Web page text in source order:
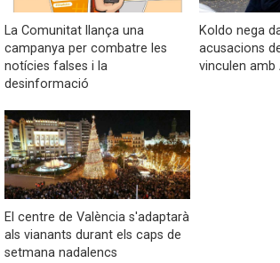
La Comunitat llança una
campanya per combatre les
notícies falses i la
desinformació
Koldo nega
acusacions
vinculen amb
El centre de València s'adaptarà
als vianants durant els caps de
setmana nadalencs